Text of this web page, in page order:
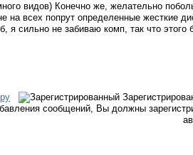
видов) Конечно же, желательно
на всех попрут определенные жесткие
я сильно не забиваю комп, так что этого
сообщений, Вы должны